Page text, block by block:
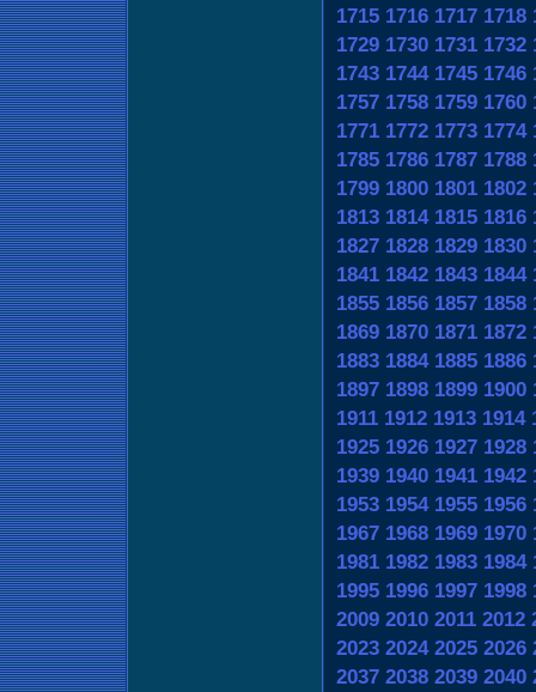
1715 1716 1717 1718
1729 1730 1731 1732
1743 1744 1745 1746
1757 1758 1759 1760
1771 1772 1773 1774
1785 1786 1787 1788
1799 1800 1801 1802
1813 1814 1815 1816
1827 1828 1829 1830
1841 1842 1843 1844
1855 1856 1857 1858
1869 1870 1871 1872
1883 1884 1885 1886
1897 1898 1899 1900
1911 1912 1913 1914
1925 1926 1927 1928
1939 1940 1941 1942
1953 1954 1955 1956
1967 1968 1969 1970
1981 1982 1983 1984
1995 1996 1997 1998
2009 2010 2011 2012
2023 2024 2025 2026
2037 2038 2039 2040